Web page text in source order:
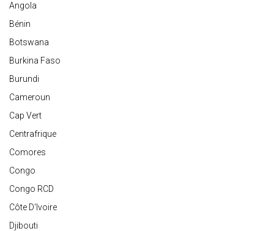
Angola
Bénin
Botswana
Burkina Faso
Burundi
Cameroun
Cap Vert
Centrafrique
Comores
Congo
Congo RCD
Côte D'Ivoire
Djibouti